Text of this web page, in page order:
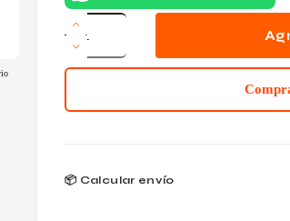
Mochila
Targus
15-
16"
Gris
📦 Calcular envío